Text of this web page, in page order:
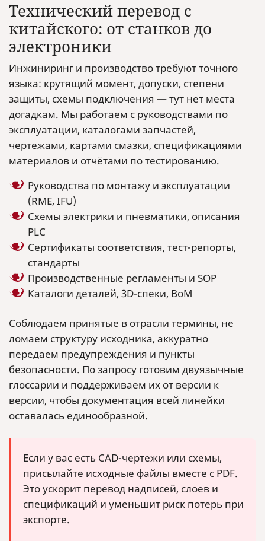
Технический перевод с
китайского: от станков до
электроники
Инжиниринг и производство требуют точного
языка: крутящий момент, допуски, степени
защиты, схемы подключения — тут нет места
догадкам. Мы работаем с руководствами по
эксплуатации, каталогами запчастей,
чертежами, картами смазки, спецификациями
материалов и отчётами по тестированию.
Руководства по монтажу и эксплуатации
(RME, IFU)
Схемы электрики и пневматики, описания
PLC
Сертификаты соответствия, тест-репорты,
стандарты
Производственные регламенты и SOP
Каталоги деталей, 3D-спеки, BoM
Соблюдаем принятые в отрасли термины, не
ломаем структуру исходника, аккуратно
передаем предупреждения и пункты
безопасности. По запросу готовим двуязычные
глоссарии и поддерживаем их от версии к
версии, чтобы документация всей линейки
оставалась единообразной.
Если у вас есть CAD-чертежи или схемы,
присылайте исходные файлы вместе с PDF.
Это ускорит перевод надписей, слоев и
спецификаций и уменьшит риск потерь при
экспорте.